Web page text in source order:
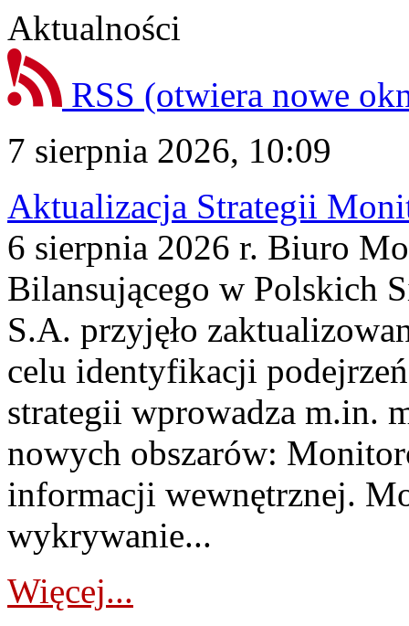
Aktualności
RSS (otwiera nowe
7 sierpnia 2026, 10:09
Aktualizacja Strategii
6 sierpnia 2026 r. Biuro
Bilansującego w Polskich
S.A. przyjęło
celu identyfikacji
strategii wprowadza m.in.
nowych obszarów:
informacji wewnętrznej.
wykrywanie...
Więcej...